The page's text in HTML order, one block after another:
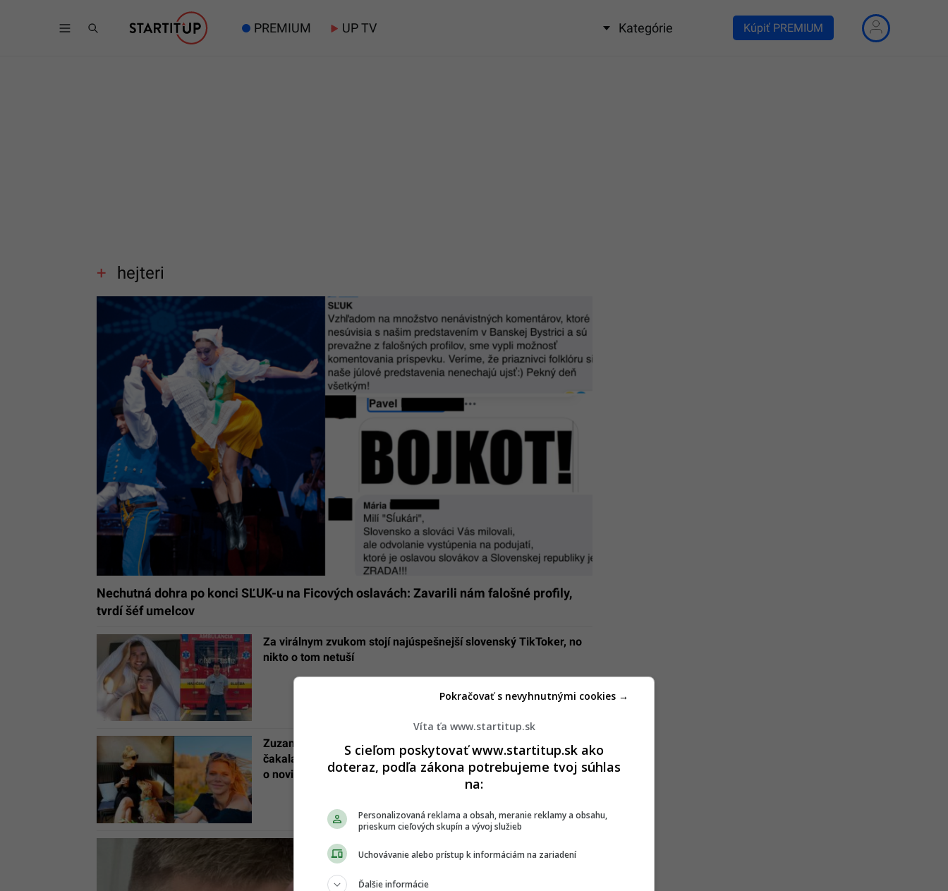
PREMIUM UP TV Kategórie Kúpiť PREMIUM
hejteri
Nechutná dohra po konci SĽUK-u na Ficových oslavách: Zavarili nám falošné profily,
tvrdí šéf umelcov
Za virálnym zvukom stojí najúspešnejší slovenský TikToker, no
nikto o tom netuší
Zuzana Kovačič Hanzelová: Po vražde Jána a Martiny som
čakala, že politici budú obozretnejší v tom, ako hovoria
o novinároch
Víta ťa www.startitup.sk
S cieľom poskytovať www.startitup.sk ako
doteraz, podľa zákona potrebujeme tvoj súhlas
na:
Personalizovaná reklama a obsah, meranie reklamy a obsahu,
prieskum cieľových skupín a vývoj služieb
Uchovávanie alebo prístup k informáciám na zariadení
Ďalšie informácie
Pokračovať s nevyhnutnými cookies →